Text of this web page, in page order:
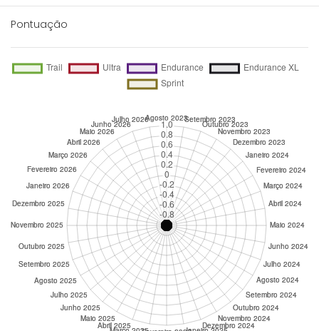
Pontuação